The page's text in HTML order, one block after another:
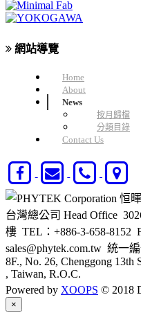
網站導覽
Home
About
News
按月歸檔
分類目錄
Contact Us
台灣總公司 Head Office
樓 TEL：+886-3-658-8152
sales@phytek.com.tw 統一
8F., No. 26, Chenggong 13th
, Taiwan, R.O.C.
Powered by XOOPS © 2018
×